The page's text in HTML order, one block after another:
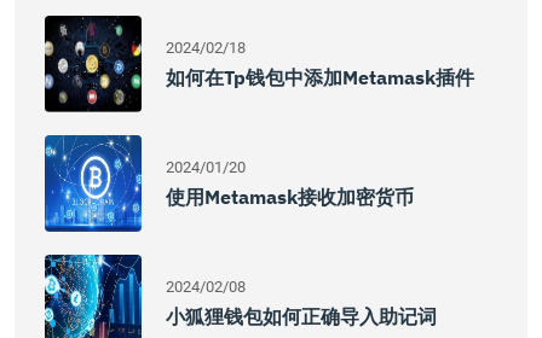
2024/02/18
如何在tp钱包中添加Metamask插件
2024/01/20
使用Metamask接收加密货币
2024/02/08
小狐狸钱包如何正确导入助记词